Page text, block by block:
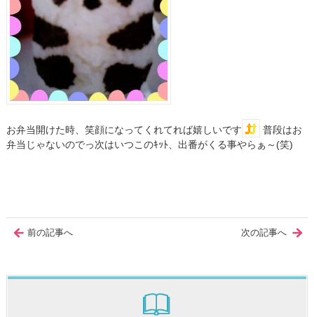
お弁当開けた時、笑顔になってくれてれば嬉しいです
普段はお
弁当じゃないのでっ次はいつこのｷｯﾄ、出番がくる事やらぁ～(笑)
前の記事へ 次の記事へ